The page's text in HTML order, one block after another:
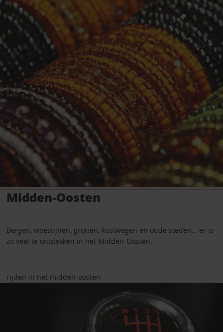
Midden-Oosten
Bergen, woestijnen, grotten, kustwegen en oude steden… er is
zo veel te ontdekken in het Midden-Oosten.
rijden in het midden-oosten